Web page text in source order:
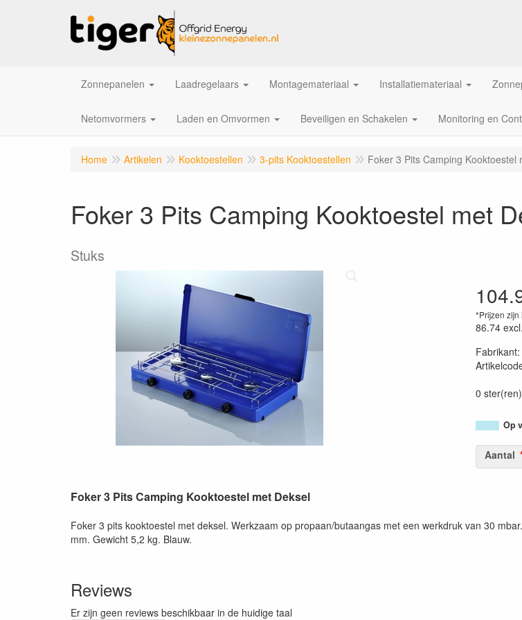
Zonnepanelen Laadregelaars Montagemateriaal Installatiemateriaal
Netomvormers Laden en Omvormen Beveiligen en Schakelen Monitoring en
Home Artikelen Kooktoestellen 3-pits Kooktoestellen Foker 3 Pits Camping Kooktoestel
Foker 3 Pits Camping Kooktoestel met
Stuks
*Prijzen zijn
86.74
Fabrikant:
0
Op
Aantal
Foker 3 Pits Camping Kooktoestel met Deksel
Foker 3 pits kooktoestel met deksel. Werkzaam op propaan/butaangas met een werkdruk van 30
mm. Gewicht 5,2 kg. Blauw.
Reviews
Er zijn geen reviews beschikbaar in de huidige taal